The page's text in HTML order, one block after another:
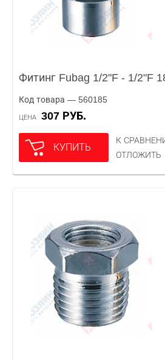
Фитинг Fubag 1/2"F - 1/2"F
Код товара — 560185
ЦЕНА 307 РУБ.
КУПИТЬ
К
ОТЛОЖИТЬ